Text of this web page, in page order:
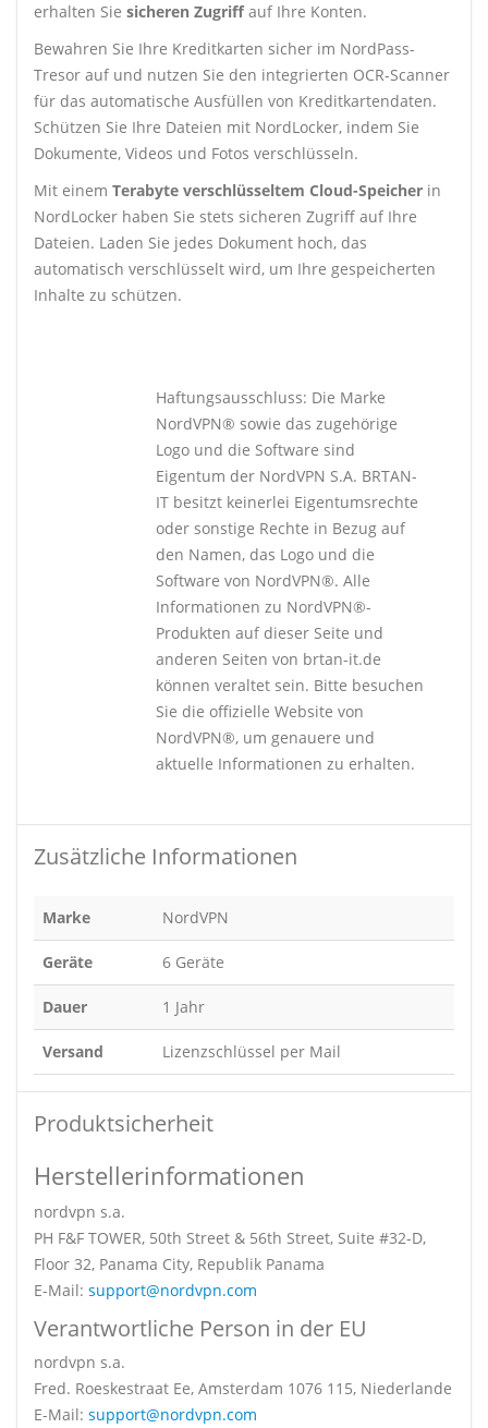
erhalten Sie sicheren Zugriffauf Ihre Konten.
Bewahren Sie Ihre Kreditkarten sicher im NordPass-
Tresor auf und nutzen Sie den integrierten OCR-Scanner
für das automatische Ausfüllen von Kreditkartendaten.
Schützen Sie Ihre Dateien mit NordLocker, indem Sie
Dokumente, Videos und Fotos verschlüsseln.
Mit einem Terabyte verschlüsseltem Cloud-Speicher in
NordLocker haben Sie stets sicheren Zugriff auf Ihre
Dateien. Laden Sie jedes Dokument hoch, das
automatisch verschlüsselt wird, um Ihre gespeicherten
Inhalte zu schützen.
Haftungsausschluss: Die Marke
NordVPN® sowie das zugehörige
Logo und die Software sind
Eigentum der NordVPN S.A. BRTAN-
IT besitzt keinerlei Eigentumsrechte
oder sonstige Rechte in Bezug auf
den Namen, das Logo und die
Software von NordVPN®. Alle
Informationen zu NordVPN®-
Produkten auf dieser Seite und
anderen Seiten von brtan-it.de
können veraltet sein. Bitte besuchen
Sie die offizielle Website von
NordVPN®, um genauere und
aktuelle Informationen zu erhalten.
Zusätzliche Informationen
Marke NordVPN
Geräte 6 Geräte
Dauer 1 Jahr
Versand Lizenzschlüssel per Mail
Produktsicherheit
Herstellerinformationen
nordvpn s.a.
PH F&F TOWER, 50th Street & 56th Street, Suite #32-D,
Floor 32, Panama City, Republik Panama
E-Mail: support@nordvpn.com
Verantwortliche Person in der EU
nordvpn s.a.
Fred. Roeskestraat Ee, Amsterdam 1076 115, Niederlande
E-Mail: support@nordvpn.com